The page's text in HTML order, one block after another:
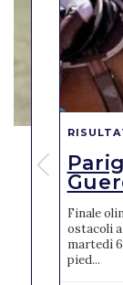
Finale
ostacoli
martedì
pied...